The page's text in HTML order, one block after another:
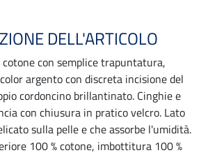
DELL'ARTICOLO
con semplice trapuntatura,
argento con discreta incisione del
cordoncino brillantinato. Cinghie e
con chiusura in pratico velcro. Lato
sulla pelle e che assorbe l'umidità.
100 % cotone, imbottitura 100 %